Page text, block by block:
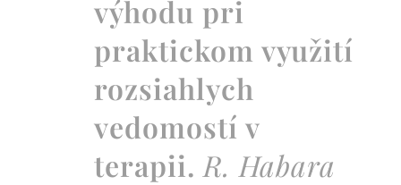
výhodu pri
praktickom využití
rozsiahlych
vedomostí v
terapii. R. Habara